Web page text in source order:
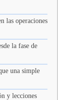
las operaciones
la fase de
una simple
y lecciones